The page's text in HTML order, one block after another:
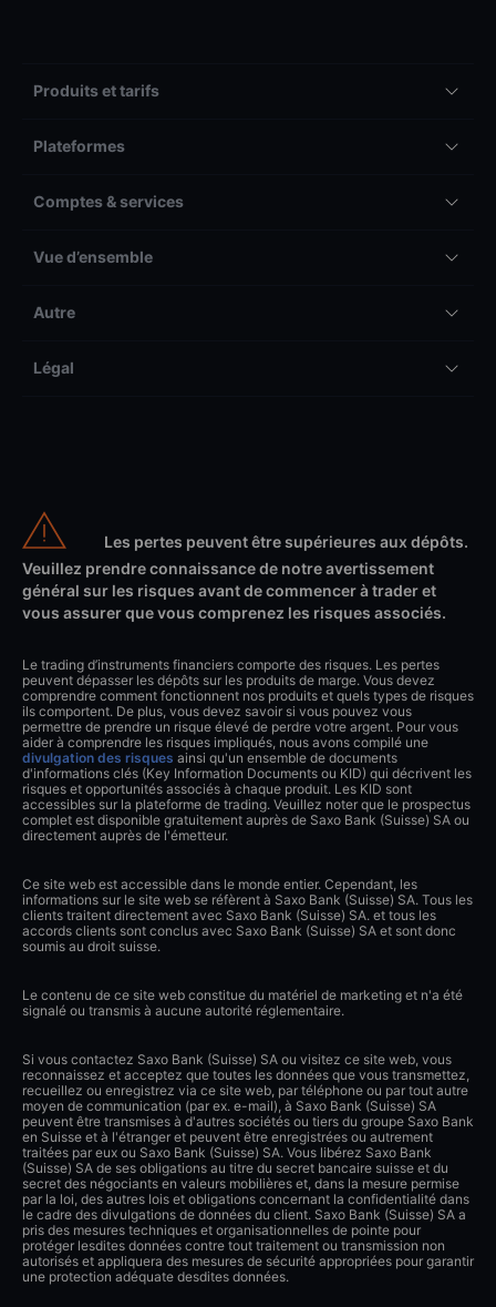
Produits et tarifs
Plateformes
Comptes & services
Vue d’ensemble
Autre
Légal
Les pertes peuvent être supérieures aux dépôts.
Veuillez prendre connaissance de notre avertissement
général sur les risques avant de commencer à trader et
vous assurer que vous comprenez les risques associés.
Le trading d’instruments financiers comporte des risques. Les pertes
peuvent dépasser les dépôts sur les produits de marge. Vous devez
comprendre comment fonctionnent nos produits et quels types de risques
ils comportent. De plus, vous devez savoir si vous pouvez vous
permettre de prendre un risque élevé de perdre votre argent. Pour vous
aider à comprendre les risques impliqués, nous avons compilé une
divulgation des risques ainsi qu'un ensemble de documents
d'informations clés (Key Information Documents ou KID) qui décrivent les
risques et opportunités associés à chaque produit. Les KID sont
accessibles sur la plateforme de trading. Veuillez noter que le prospectus
complet est disponible gratuitement auprès de Saxo Bank (Suisse) SA ou
directement auprès de l'émetteur.
Ce site web est accessible dans le monde entier. Cependant, les
informations sur le site web se réfèrent à Saxo Bank (Suisse) SA. Tous les
clients traitent directement avec Saxo Bank (Suisse) SA. et tous les
accords clients sont conclus avec Saxo Bank (Suisse) SA et sont donc
soumis au droit suisse.
Le contenu de ce site web constitue du matériel de marketing et n'a été
signalé ou transmis à aucune autorité réglementaire.
Si vous contactez Saxo Bank (Suisse) SA ou visitez ce site web, vous
reconnaissez et acceptez que toutes les données que vous transmettez,
recueillez ou enregistrez via ce site web, par téléphone ou par tout autre
moyen de communication (par ex. e-mail), à Saxo Bank (Suisse) SA
peuvent être transmises à d'autres sociétés ou tiers du groupe Saxo Bank
en Suisse et à l'étranger et peuvent être enregistrées ou autrement
traitées par eux ou Saxo Bank (Suisse) SA. Vous libérez Saxo Bank
(Suisse) SA de ses obligations au titre du secret bancaire suisse et du
secret des négociants en valeurs mobilières et, dans la mesure permise
par la loi, des autres lois et obligations concernant la confidentialité dans
le cadre des divulgations de données du client. Saxo Bank (Suisse) SA a
pris des mesures techniques et organisationnelles de pointe pour
protéger lesdites données contre tout traitement ou transmission non
autorisés et appliquera des mesures de sécurité appropriées pour garantir
une protection adéquate desdites données.